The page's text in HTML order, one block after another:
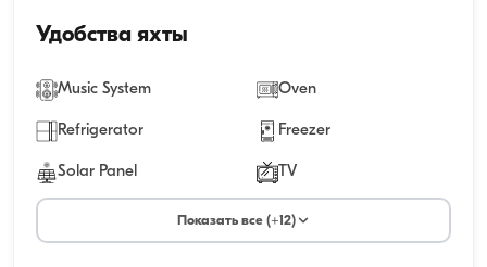
Удобства яхты
Music System Oven
Refrigerator Freezer
Solar Panel TV
Показать все (+12)